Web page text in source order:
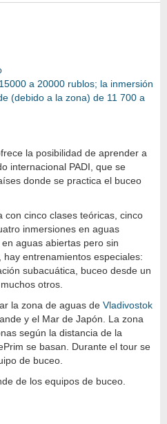
a 20000 rublos; la inmersión
(debido a la zona) de 11 700 a
la posibilidad de aprender a
internacional PADI, que se
donde se practica el buceo
con cinco clases teóricas, cinco
inmersiones en aguas
aguas abiertas pero sin
entrenamientos especiales:
subacuática, buceo desde un
otros.
la zona de aguas de Vladivostok
y el Mar de Japón. La zona
según la distancia de la
se basan. Durante el tour se
de buceo.
de los equipos de buceo.